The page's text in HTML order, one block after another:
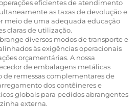
eficientes de atendimento
as taxas de devolução e
meio de uma adequada educação
claras de utilização.
diversos modos de transporte e
às exigências operacionais
orçamentárias. A nossa
de embalagens metálicas
de remessas complementares de
dos contêineres e
globais para pedidos abrangentes
externa.